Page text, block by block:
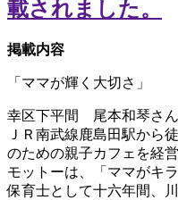
掲載内容
「ママが輝く大切さ」
幸区下平間 尾本和琴さん
ＪＲ南武線鹿島田駅から
のための親子カフェを経
モットーは、「ママがキ
保育士として十六年間、